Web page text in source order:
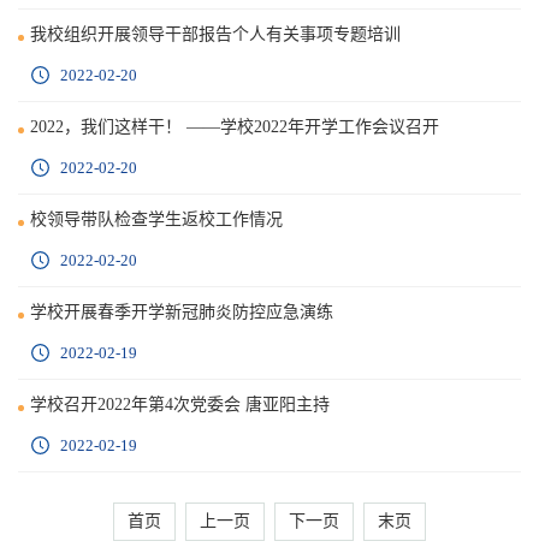
我校组织开展领导干部报告个人有关事项专题培训
2022-02-20
2022，我们这样干！ ——学校2022年开学工作会议召开
2022-02-20
校领导带队检查学生返校工作情况
2022-02-20
学校开展春季开学新冠肺炎防控应急演练
2022-02-19
学校召开2022年第4次党委会 唐亚阳主持
2022-02-19
首页 上一页 下一页 末页